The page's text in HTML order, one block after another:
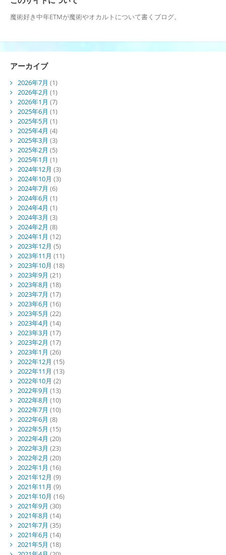
魔術好き中年ETMが魔術やオカルトについて書くブログ。
アーカイブ
2026年7月 (1)
2026年2月 (1)
2026年1月 (7)
2025年6月 (1)
2025年5月 (1)
2025年4月 (4)
2025年3月 (3)
2025年2月 (5)
2025年1月 (1)
2024年12月 (3)
2024年10月 (3)
2024年7月 (6)
2024年6月 (1)
2024年4月 (1)
2024年3月 (3)
2024年2月 (8)
2024年1月 (12)
2023年12月 (5)
2023年11月 (11)
2023年10月 (18)
2023年9月 (21)
2023年8月 (18)
2023年7月 (17)
2023年6月 (16)
2023年5月 (22)
2023年4月 (14)
2023年3月 (17)
2023年2月 (17)
2023年1月 (26)
2022年12月 (15)
2022年11月 (13)
2022年10月 (2)
2022年9月 (13)
2022年8月 (10)
2022年7月 (10)
2022年6月 (8)
2022年5月 (15)
2022年4月 (20)
2022年3月 (23)
2022年2月 (20)
2022年1月 (16)
2021年12月 (9)
2021年11月 (9)
2021年10月 (16)
2021年9月 (30)
2021年8月 (14)
2021年7月 (35)
2021年6月 (14)
2021年5月 (18)